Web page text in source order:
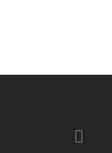
